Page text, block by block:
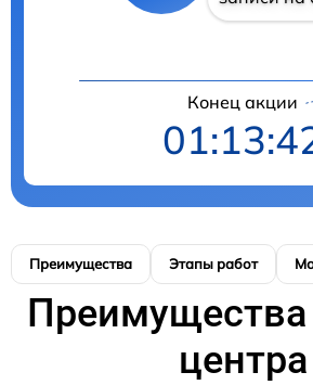
Конец акции
Преимущества Этапы работ
Преимущества
центра